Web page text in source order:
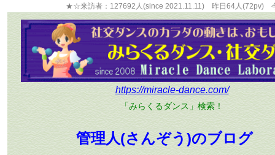
★☆来訪者：127692人(since 2021.11.11) 昨日64人(72pv)
https://miracle-dance.com/
「みらくるダンス」検索！
管理人(さんぞう)のブログ